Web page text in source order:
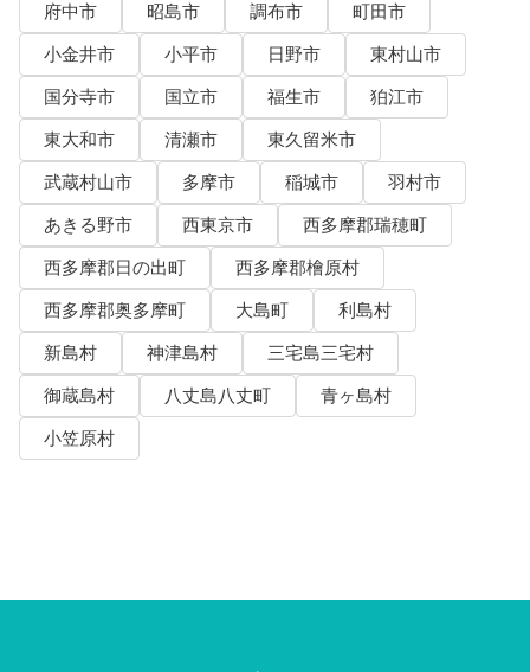
府中市
昭島市 調布市
町田市
小金井市
小平市 日野市
東村山市
国分寺市
国立市 福生市
狛江市
東大和市
清瀬市
東久留米市
武蔵村山市
多摩市 稲城市
羽村市
あきる野市
西東京市
西多摩郡瑞穂町
西多摩郡日の出町
西多摩郡檜原村
西多摩郡奥多摩町
大島町
利島村
新島村
神津島村
三宅島三宅村
御蔵島村
八丈島八丈町
青ヶ島村
小笠原村